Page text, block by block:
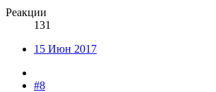
Реакции
131
15 Июн 2017
#8